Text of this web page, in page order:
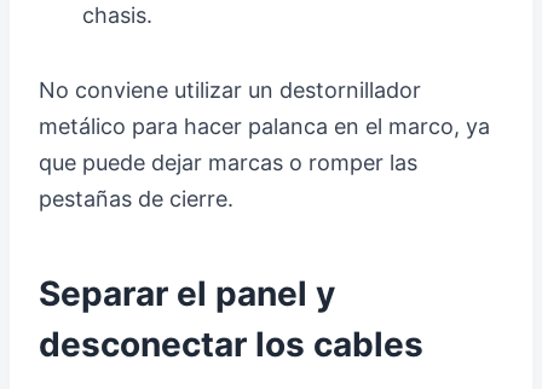
chasis.
No conviene utilizar un destornillador
metálico para hacer palanca en el marco, ya
que puede dejar marcas o romper las
pestañas de cierre.
Separar el panel y
desconectar los cables